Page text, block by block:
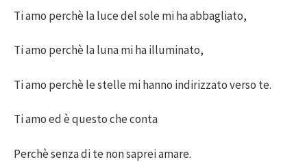
Ti amo perchè la luce del sole mi ha abbagliato,
Ti amo perchè la luna mi ha illuminato,
Ti amo perchè le stelle mi hanno indirizzato verso te.
Ti amo ed è questo che conta
Perchè senza di te non saprei amare.